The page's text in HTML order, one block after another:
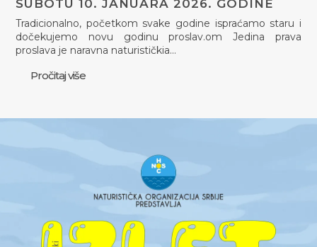
SUBOTU 10. JANUARA 2026. GODINE
Tradicionalno, početkom svake godine ispraćamo staru i
dočekujemo novu godinu proslav.om Jedina prava
proslava je naravna naturističkia…
Pročitaj više